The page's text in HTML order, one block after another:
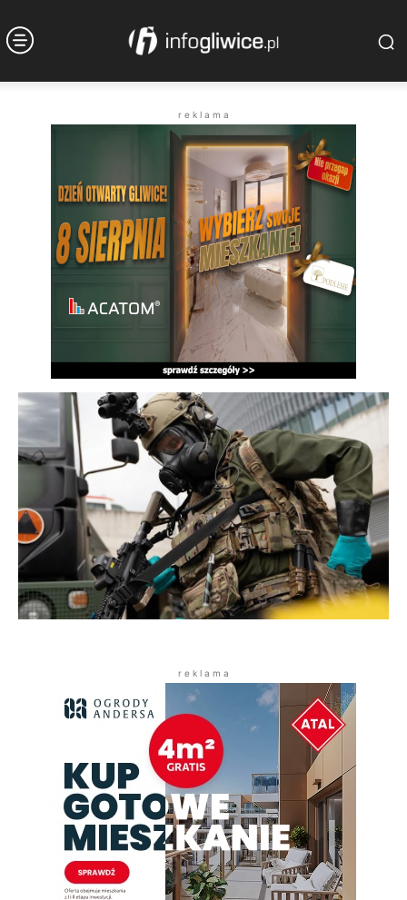
r e k l a m a
r e k l a m a